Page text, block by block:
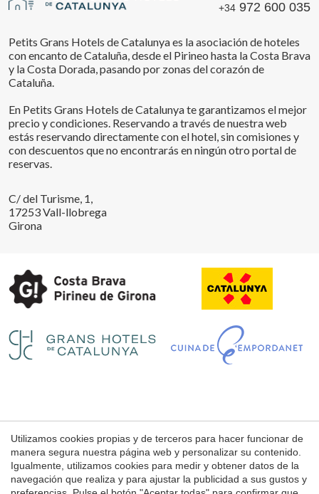
+34 972 600 035
Petits Grans Hotels de Catalunya es la asociación de hoteles
con encanto de Cataluña, desde el Pirineo hasta la Costa Brava
y la Costa Dorada, pasando por zonas del corazón de
Cataluña.
En Petits Grans Hotels de Catalunya te garantizamos el mejor
precio y condiciones. Reservando a través de nuestra web
estás reservando directamente con el hotel, sin comisiones y
con descuentos que no encontrarás en ningún otro portal de
reservas.
C/ del Turisme, 1,
17253 Vall-llobrega
Girona
Aviso Legal
Condiciones de uso de la web
Política de Cookies
Utilizamos cookies propias y de terceros para hacer funcionar de
manera segura nuestra página web y personalizar su contenido.
Igualmente, utilizamos cookies para medir y obtener datos de la
navegación que realiza y para ajustar la publicidad a sus gustos y